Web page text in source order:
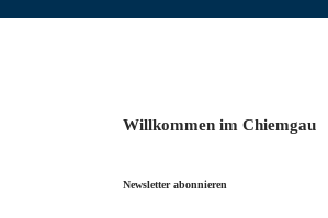
Willkommen im Chiemgau
Newsletter abonnieren